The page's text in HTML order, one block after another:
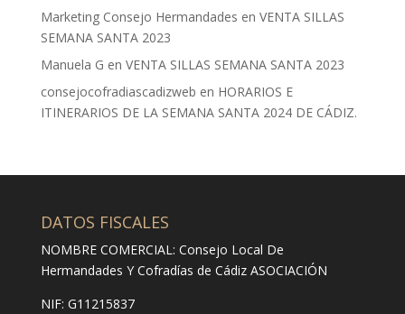
Marketing Consejo Hermandades en VENTA SILLAS
SEMANA SANTA 2023
Manuela G en VENTA SILLAS SEMANA SANTA 2023
consejocofradiascadizweb en HORARIOS E
ITINERARIOS DE LA SEMANA SANTA 2024 DE CÁDIZ.
DATOS FISCALES
NOMBRE COMERCIAL: Consejo Local De
Hermandades Y Cofradías de Cádiz ASOCIACIÓN
NIF: G11215837